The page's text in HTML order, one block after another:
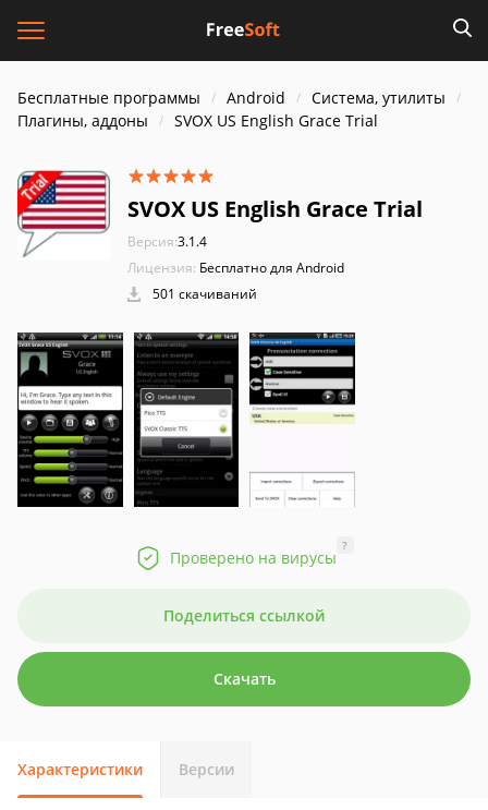
Бесплатные программы Android
Система, утилиты
Плагины, аддоны
SVOX US English Grace Trial
SVOX US English Grace Trial
Версия:3.1.4
Лицензия: Бесплатно для Android
501 скачиваний
Проверено на вирусы
?
Поделиться ссылкой
Скачать
Характеристики Версии